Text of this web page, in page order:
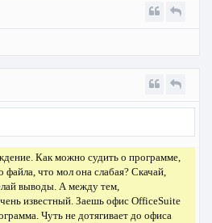
Как можно судить о программе,
файла, что мол она слабая? Скачай,
выводы. А между тем,
известный. Заешь офис OfficeSuite
Чуть не дотягивает до офиса